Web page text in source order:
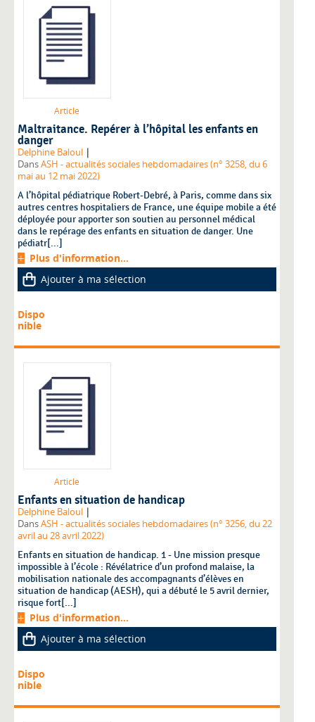
Article
Maltraitance. Repérer à l’hôpital les enfants en
danger
Delphine Baloul |
DansASH - actualités sociales hebdomadaires (n° 3258, du 6
mai au 12 mai 2022)
A l’hôpital pédiatrique Robert-Debré, à Paris, comme dans six
autres centres hospitaliers de France, une équipe mobile a été
déployée pour apporter son soutien au personnel médical
dans le repérage des enfants en situation de danger. Une
pédiatr[...]
Plus d'information...
Ajouter à ma sélection
Dispo
nible
Article
Enfants en situation de handicap
Delphine Baloul |
DansASH - actualités sociales hebdomadaires (n° 3256, du 22
avril au 28 avril 2022)
Enfants en situation de handicap. 1 - Une mission presque
impossible à l’école : Révélatrice d’un profond malaise, la
mobilisation nationale des accompagnants d’élèves en
situation de handicap (AESH), qui a débuté le 5 avril dernier,
risque fort[...]
Plus d'information...
Ajouter à ma sélection
Dispo
nible